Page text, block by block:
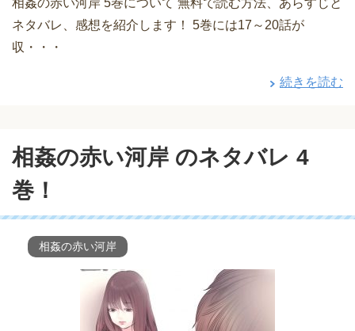
相姦の赤い河岸 5巻について 無料で読む方法、あらすじと
ネタバレ、感想を紹介します！ 5巻には17～20話が
収・・・
続きを読む
相姦の赤い河岸 のネタバレ 4
巻！
相姦の赤い河岸